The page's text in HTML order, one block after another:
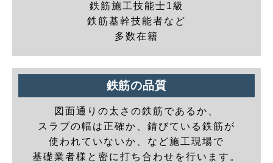
鉄筋施工技能士1級
鉄筋基幹技能者など
多数在籍
鉄筋の品質
図面通りの太さの鉄筋であるか、
スラブの幅は正確か、錆びている鉄筋が
使われていないか、など施工現場で
基礎業者様と密に打ち合わせを行います。